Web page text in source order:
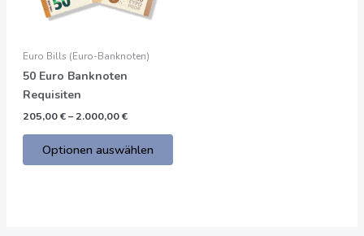
Euro Bills (Euro-Banknoten)
50 Euro Banknoten
Requisiten
205,00€ – 2.000,00€
Optionen auswählen